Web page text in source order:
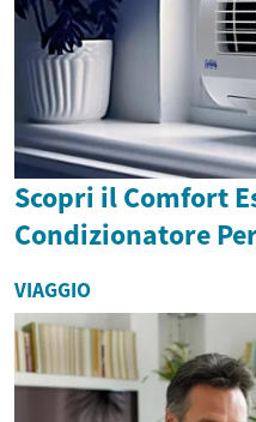
Scopri il Comfort
Condizionatore
VIAGGIO